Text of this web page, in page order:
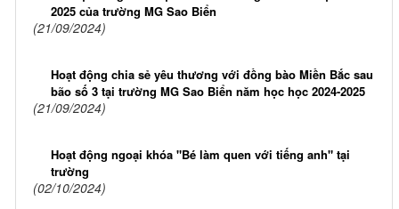
2025 của trường MG Sao Biển
(21/09/2024)
Hoạt động chia sẻ yêu thương với đồng bào Miền Bắc sau
bão số 3 tại trường MG Sao Biển năm học học 2024-2025
(21/09/2024)
Hoạt động ngoại khóa "Bé làm quen với tiếng anh" tại
trường
(02/10/2024)